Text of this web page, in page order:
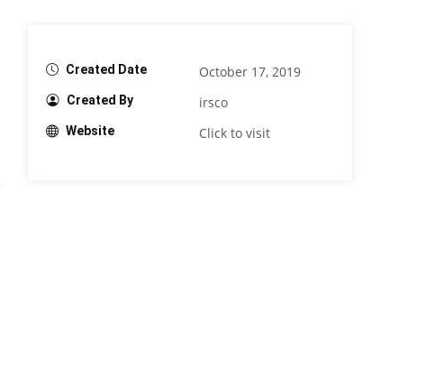
Created Date October 17, 2019
Created By irsco
Website Click to visit